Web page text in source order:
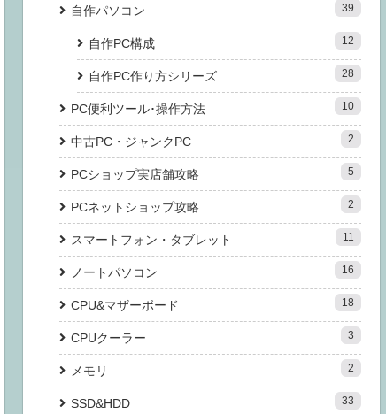
自作パソコン 39
自作PC構成 12
自作PC作り方シリーズ 28
PC便利ツール･操作方法 10
中古PC・ジャンクPC 2
PCショップ実店舗攻略 5
PCネットショップ攻略 2
スマートフォン・タブレット 11
ノートパソコン 16
CPU&マザーボード 18
CPUクーラー 3
メモリ 2
SSD&HDD 33